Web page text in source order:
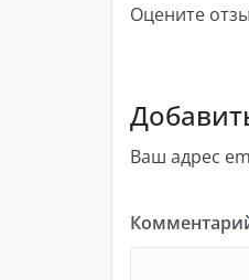
Оцените
Ваш адрес